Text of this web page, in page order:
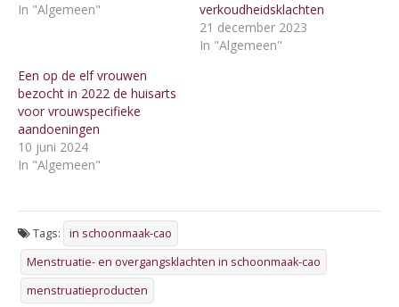
In "Algemeen"
verkoudheidsklachten
21 december 2023
In "Algemeen"
Een op de elf vrouwen
bezocht in 2022 de huisarts
voor vrouwspecifieke
aandoeningen
10 juni 2024
In "Algemeen"
Tags:
in schoonmaak-cao
Menstruatie- en overgangsklachten in schoonmaak-cao
menstruatieproducten